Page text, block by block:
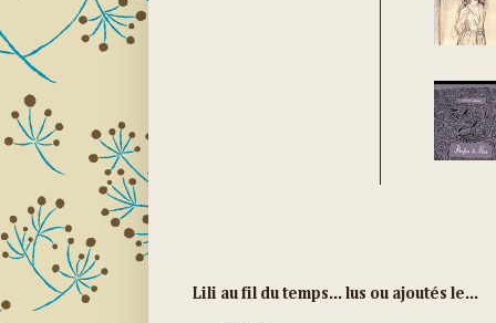
Lili au fil du temps... lus ou ajoutés le...